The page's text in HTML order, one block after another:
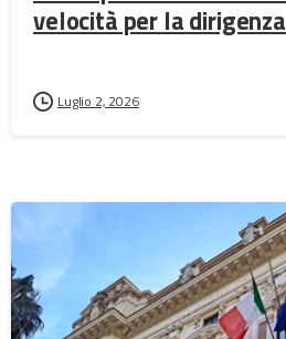
velocità per la dirigenza
Luglio 2, 2026